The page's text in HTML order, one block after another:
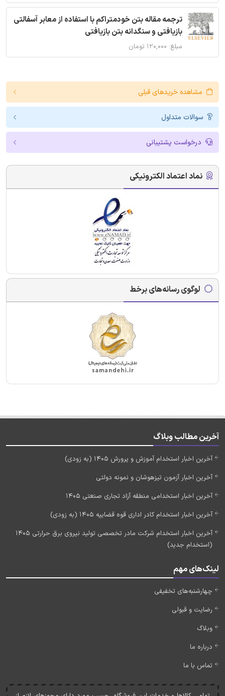
ترجمه مقاله بتن خودمتراکم با استفاده از معابر آسفالتی
بازیافتی و سنگدانه بتن بازیافتی
مبلغ: ۱۲۰,۰۰۰ تومان
مشاهده خریدهای قبلی
سوالات متداول
درخواست پشتیبانی
نماد اعتماد الکترونیکی
لوگوی رسانه‌های برخط
آخرین مطالب وبلاگ
آخرین اخبار استخدام آموزش و پرورش 1405 (به زودی)
آخرین اخبار آزمون تیزهوشان و نمونه دولتی
آخرین اخبار استخدامی منطقه آزاد تجاری صنعتی 1405
آخرین اخبار استخدام کادر اداری قوه قضاییه 1405 (به زودی)
آخرین اخبار استخدام شرکت مادر تخصصی تولید نیروی برق حرارتی 1405
(استخدام جدید)
لینک‌های مهم
چهارشنبه‌های تخفیفی
رضایت و قبولی
وبلاگ
درباره ما
تماس با ما